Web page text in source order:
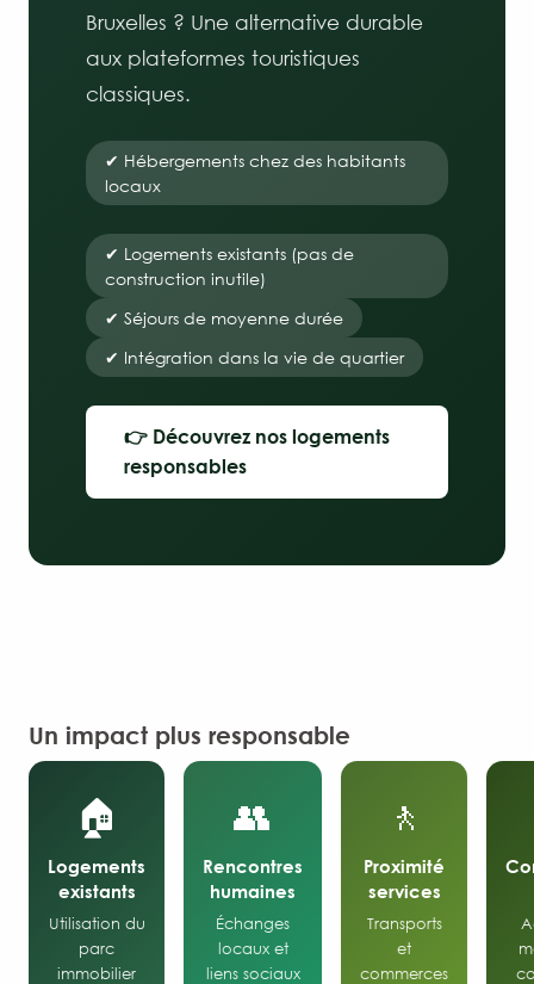
Bruxelles ? Une alternative durable
aux plateformes touristiques
classiques.
✔ Hébergements chez des habitants
locaux
✔ Logements existants (pas de
construction inutile)
✔ Séjours de moyenne durée
✔ Intégration dans la vie de quartier
👉 Découvrez nos logements
responsables
Un impact plus responsable
🏠
Logements
existants
Utilisation du
parc
immobilier
👥
Rencontres
humaines
Échanges
locaux et
liens sociaux
🚶
Proximité
services
Transports
et
commerces